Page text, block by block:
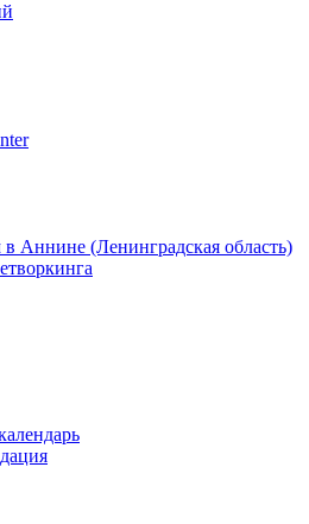
Аннине (Ленинградская область)